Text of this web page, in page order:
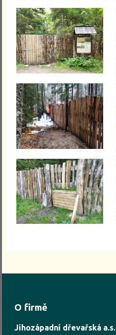
O firmě
Jihozápadní dřevařská a.s.